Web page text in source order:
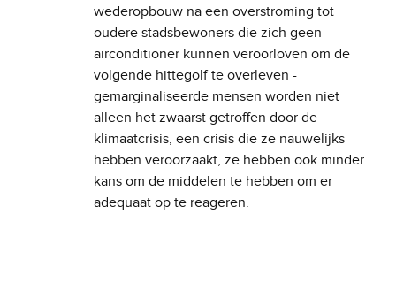
wederopbouw na een overstroming tot
oudere stadsbewoners die zich geen
airconditioner kunnen veroorloven om de
volgende hittegolf te overleven -
gemarginaliseerde mensen worden niet
alleen het zwaarst getroffen door de
klimaatcrisis, een crisis die ze nauwelijks
hebben veroorzaakt, ze hebben ook minder
kans om de middelen te hebben om er
adequaat op te reageren.